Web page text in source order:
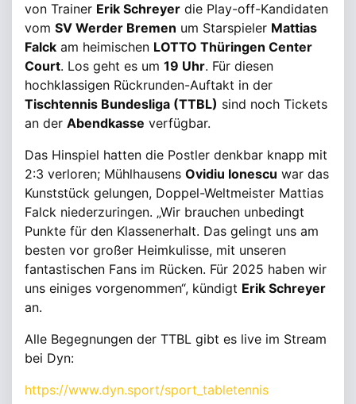
von Trainer Erik Schreyer die Play-off-Kandidaten
vom SV Werder Bremen um Starspieler Mattias
Falck am heimischen LOTTO Thüringen Center
Court. Los geht es um 19 Uhr. Für diesen
hochklassigen Rückrunden-Auftakt in der
Tischtennis Bundesliga (TTBL) sind noch Tickets
an der Abendkasse verfügbar.
Das Hinspiel hatten die Postler denkbar knapp mit
2:3 verloren; Mühlhausens Ovidiu Ionescu war das
Kunststück gelungen, Doppel-Weltmeister Mattias
Falck niederzuringen. „Wir brauchen unbedingt
Punkte für den Klassenerhalt. Das gelingt uns am
besten vor großer Heimkulisse, mit unseren
fantastischen Fans im Rücken. Für 2025 haben wir
uns einiges vorgenommen“, kündigt Erik Schreyer
an.
Alle Begegnungen der TTBL gibt es live im Stream
bei Dyn:
https://www.dyn.sport/sport_tabletennis